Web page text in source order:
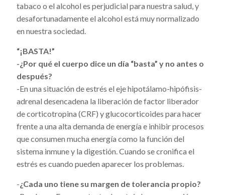
tabaco o el alcohol es perjudicial para nuestra salud, y
desafortunadamente el alcohol está muy normalizado
en nuestra sociedad.
“¡BASTA!”
-¿Por qué el cuerpo dice un día “basta” y no antes o
después?
-En una situación de estrés el eje hipotálamo-hipófisis-
adrenal desencadena la liberación de factor liberador
de corticotropina (CRF) y glucocorticoides para hacer
frente a una alta demanda de energía e inhibir procesos
que consumen mucha energía como la función del
sistema inmune y la digestión. Cuando se cronifica el
estrés es cuando pueden aparecer los problemas.
-¿Cada uno tiene su margen de tolerancia propio?